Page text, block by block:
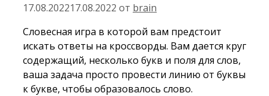
17.08.202217.08.2022 от brain
Словесная игра в которой вам предстоит
искать ответы на кроссворды. Вам дается круг
содержащий, несколько букв и поля для слов,
ваша задача просто провести линию от буквы
к букве, чтобы образовалось слово.